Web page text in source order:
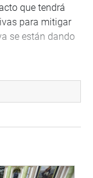
que tendrá
para mitigar
se están dando